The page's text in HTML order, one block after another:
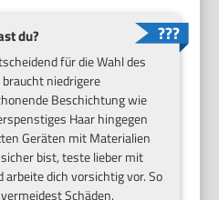
du?
für die Wahl des
niedrigere
Beschichtung wie
Haar hingegen
Geräten mit Materialien
bist, teste lieber mit
dich vorsichtig vor. So
Schäden.